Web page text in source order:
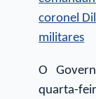
O
quarta-